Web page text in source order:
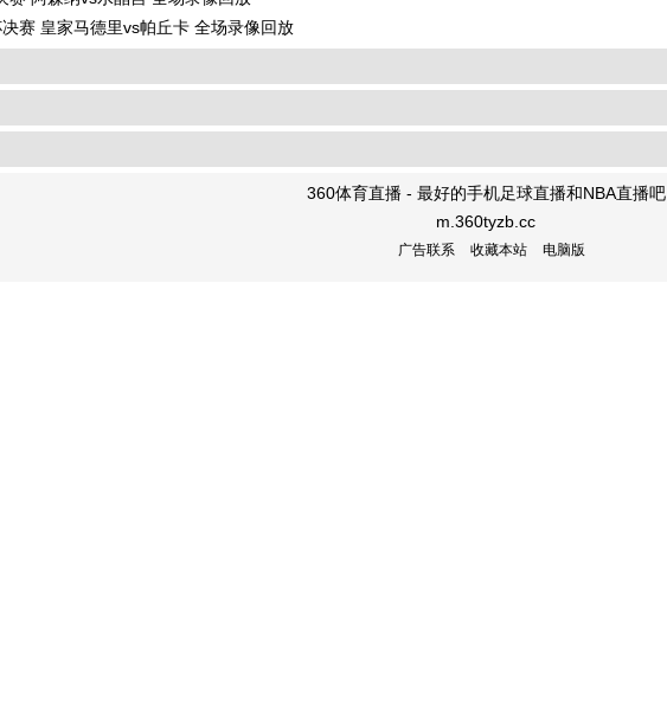
赛 皇家马德里vs帕丘卡 全场录像回放
360体育直播 - 最好的手机足球直播和NBA直播吧
m.360tyzb.cc
广告联系 收藏本站 电脑版